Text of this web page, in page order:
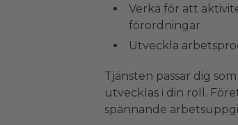
Verka för att
förordningar
Utveckla
Tjänsten passar dig
utvecklas i din roll.
spännande